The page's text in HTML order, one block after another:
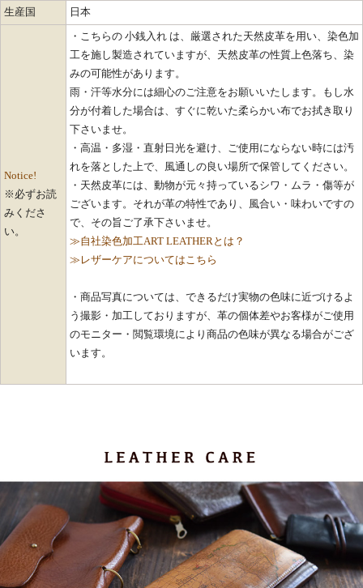
生産国 日本
Notice!
※必ずお読
みくださ
い。
・こちらの 小銭入れ は、厳選された天然皮革を用い、染色加
工を施し製造されていますが、天然皮革の性質上色落ち、染
みの可能性があります。
雨・汗等水分には細心のご注意をお願いいたします。もし水
分が付着した場合は、すぐに乾いた柔らかい布でお拭き取り
下さいませ。
・高温・多湿・直射日光を避け、ご使用にならない時には汚
れを落とした上で、風通しの良い場所で保管してください。
・天然皮革には、動物が元々持っているシワ・ムラ・傷等が
ございます。それが革の特性であり、風合い・味わいですの
で、その旨ご了承下さいませ。
≫自社染色加工ART LEATHERとは？
≫レザーケアについてはこちら
・商品写真については、できるだけ実物の色味に近づけるよ
う撮影・加工しておりますが、革の個体差やお客様がご使用
のモニター・閲覧環境により商品の色味が異なる場合がござ
います。